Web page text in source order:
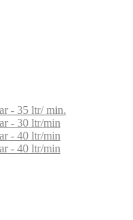
- 35 ltr/ min.
- 30 ltr/min
- 40 ltr/min
- 40 ltr/min